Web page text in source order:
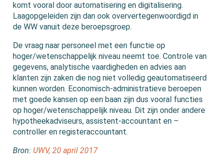
komt vooral door automatisering en digitalisering.
Laagopgeleiden zijn dan ook oververtegenwoordigd in
de WW vanuit deze beroepsgroep.
De vraag naar personeel met een functie op
hoger/wetenschappelijk niveau neemt toe. Controle van
gegevens, analytische vaardigheden en advies aan
klanten zijn zaken die nog niet volledig geautomatiseerd
kunnen worden. Economisch-administratieve beroepen
met goede kansen op een baan zijn dus vooral functies
op hoger/wetenschappelijk niveau. Dit zijn onder andere
hypotheekadviseurs, assistent-accountant en –
controller en registeraccountant.
Bron: UWV, 20 april 2017